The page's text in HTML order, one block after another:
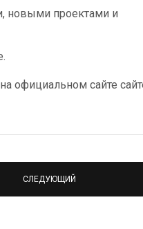
новыми проектами и
официальном сайте
СЛЕДУЮЩИЙ